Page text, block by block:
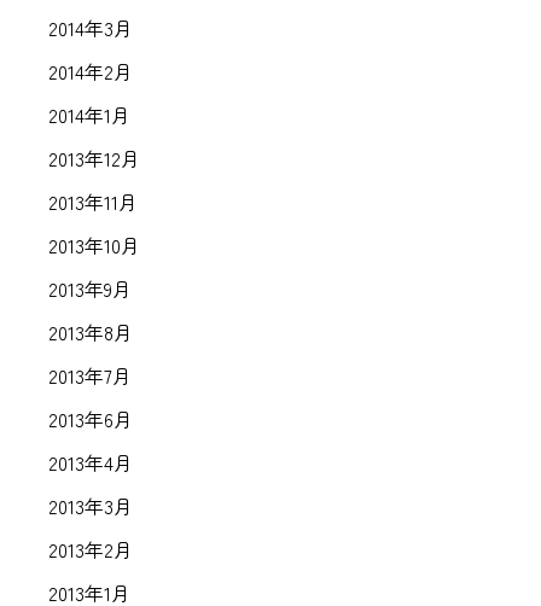
2014年3月
2014年2月
2014年1月
2013年12月
2013年11月
2013年10月
2013年9月
2013年8月
2013年7月
2013年6月
2013年4月
2013年3月
2013年2月
2013年1月